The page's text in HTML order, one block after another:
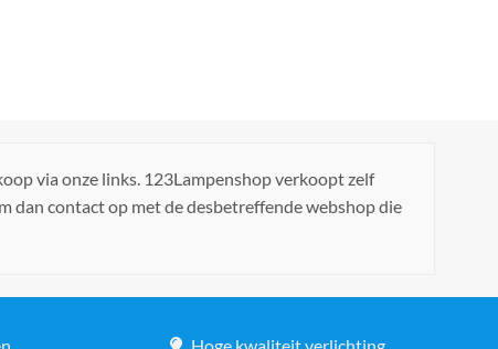
via onze links. 123Lampenshop verkoopt zelf
dan contact op met de desbetreffende webshop die